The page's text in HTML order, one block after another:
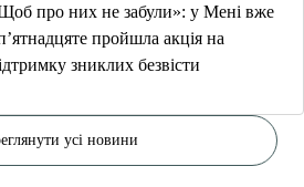
про них не забули»: у Мені вже
пройшла акція на
зниклих безвісти
усі новини